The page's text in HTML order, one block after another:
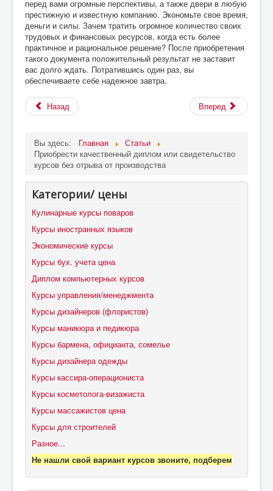
перед вами огромные перспективы, а также двери в любую
престижную и известную компанию. Экономьте свое время,
деньги и силы. Зачем тратить огромное количество своих
трудовых и финансовых ресурсов, когда есть более
практичное и рациональное решение? После приобретения
такого документа положительный результат не заставит
вас долго ждать. Потратившись один раз, вы
обеспечиваете себе надежное завтра.
Назад Вперед
Вы здесь: Главная
Статьи
Приобрести качественный диплом или свидетельство
курсов без отрыва от производства
Категории/ цены
Кулинарные курсы поваров
Курсы иностранных языков
Экономические курсы
Курсы бух. учета цена
Диплом компьютерных курсов
Курсы управления/менеджмента
Курсы дизайнеров (флористов)
Курсы маникюра и педикюра
Курсы бармена, официанта, сомелье
Курсы дизайнера одежды
Курсы кассира-операциониста
Курсы косметолога-визажиста
Курсы массажистов цена
Курсы для строителей
Разное...
Не нашли свой вариант курсов звоните, подберем